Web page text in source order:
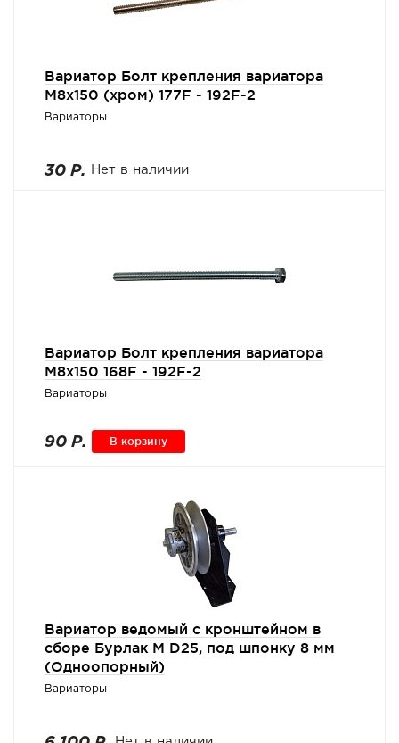
Вариатор Болт крепления вариатора
М8х150 (хром) 177F - 192F-2
Вариаторы
30 Р. Нет в наличии
Вариатор Болт крепления вариатора
М8х150 168F - 192F-2
Вариаторы
90 Р. В корзину
Вариатор ведомый с кронштейном в
сборе Бурлак М D25, под шпонку 8 мм
(Одноопорный)
Вариаторы